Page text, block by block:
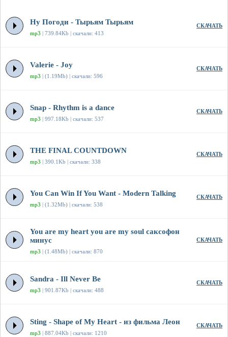
Ну Погоди - Тырьям Тырьям
mp3 | 739.84Kb | скачали: 413
СКАЧАТЬ
Valerie - Joy
mp3 | (1.19Mb) | скачали: 596
СКАЧАТЬ
Snap - Rhythm is a dance
mp3 | 997.18Kb | скачали: 537
СКАЧАТЬ
THE FINAL COUNTDOWN
mp3 | 390.1Kb | скачали: 338
СКАЧАТЬ
You Can Win If You Want - Modern Talking
mp3 | (1.32Mb) | скачали: 538
СКАЧАТЬ
You are my heart you are my soul саксофон
минус
mp3 | (1.48Mb) | скачали: 870
СКАЧАТЬ
Sandra - Ill Never Be
mp3 | 901.87Kb | скачали: 488
СКАЧАТЬ
Sting - Shape of My Heart - из фильма Леон
mp3 | 887.04Kb | скачали: 1210
СКАЧАТЬ